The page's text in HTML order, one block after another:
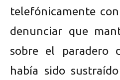
telefónicamente
denunciar que
sobre el paradero
había sido